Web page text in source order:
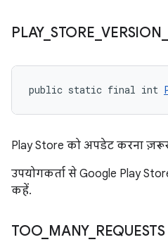
PLAY_ STORE _VERSION
public static final int
Play Store को अपडेट करना
उपयोगकर्ता से Google Play
कहें.
TOO_ MANY_ REQUESTS